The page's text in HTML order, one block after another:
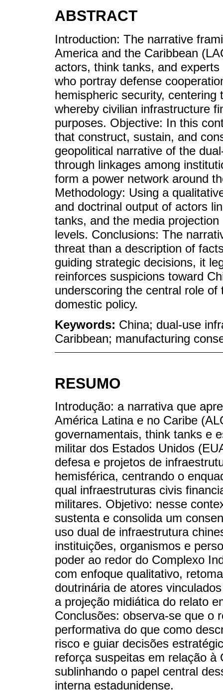
ABSTRACT
Introduction: The narrative
America and the Caribbean
actors, think tanks, and
who portray defense
hemispheric security,
whereby civilian infrastructure
purposes. Objective: In this
that construct, sustain, and
geopolitical narrative of the
through linkages among
form a power network around
Methodology: Using a
and doctrinal output of actors
tanks, and the media
levels. Conclusions: The
threat than a description of
guiding strategic decisions, it
reinforces suspicions toward
underscoring the central role
domestic policy.
Keywords: China; dual-use
Caribbean; manufacturing
RESUMO
Introdução: a narrativa que
América Latina e no Caribe
governamentais, think tanks e
militar dos Estados Unidos
defesa e projetos de
hemisférica, centrando o
qual infraestruturas civis
militares. Objetivo: nesse
sustenta e consolida um
uso dual de infraestrutura
instituições, organismos e
poder ao redor do Complexo
com enfoque qualitativo,
doutrinária de atores
a projeção midiática do relato
Conclusões: observa-se que o
performativa do que como
risco e guiar decisões
reforça suspeitas em relação à
sublinhando o papel central
interna estadunidense.